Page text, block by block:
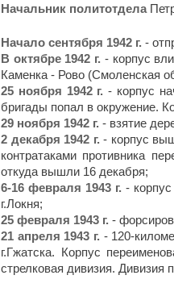
Начальник политотдела
Начало сентября 1942 г. -
В октябре 1942 г. - корпус
Каменка - Рово (Смоленская
25 ноября 1942 г.- корпус
бригады попал в окружение.
29 ноября 1942 г. - взятие
2 декабря 1942 г. - корпус
контратаками противника
откуда вышли 16 декабря;
6-16 февраля 1943 г. -
г.Локня;
25 февраля 1943 г. -
21 апреля 1943 г. - 120-
г.Гжатска. Корпус
стрелковая дивизия. Дивизия